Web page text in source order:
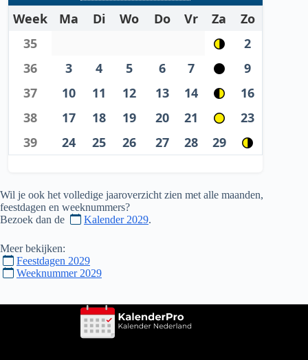
De gegevens worden automatisch bijgewerkt en zijn
gebaseerd op betrouwbare astronomische berekeningen. Zo
maand.
Week Ma Di Wo Do Vr Za
Zo
35
2
36
3 4 5 6 7
9
37
10 11 12 13 14
16
38
17 18 19 20 21
23
39
24 25 26 27 28 29
Wil je ook het volledige jaaroverzicht zien met alle maanden,
feestdagen en weeknummers?
Bezoek dan de
Kalender 2029.
Meer bekijken:
Feestdagen 2029
Weeknummer 2029